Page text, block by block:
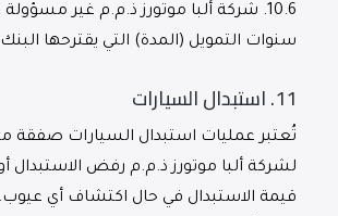
10.6.
شركة ألبا موتورز ذ.م.م غير
سنوات التمويل (المدة) التي يقترحها
11. استبدال السيارات
تُعتبر عمليات استبدال السيارات صفقة
لشركة ألبا موتورز ذ.م.م رفض الاستبدال
قيمة الاستبدال في حال اكتشاف أي عيوب.